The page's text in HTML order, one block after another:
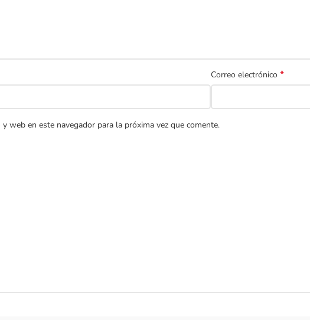
Correo electrónico *
web en este navegador para la próxima vez que comente.